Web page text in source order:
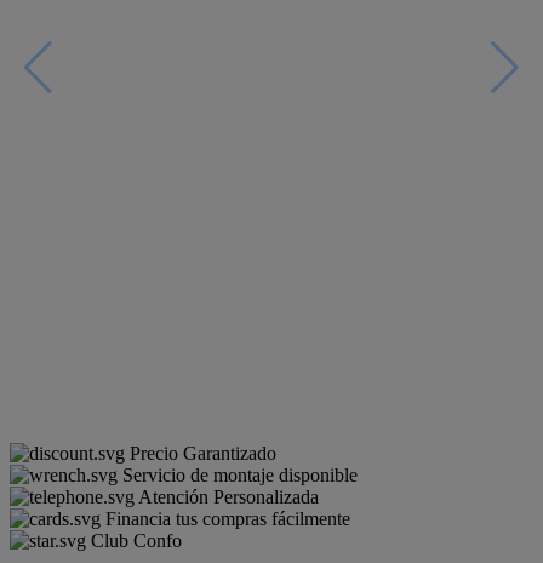
Precio Garantizado
Servicio de montaje disponible
Atención Personalizada
Financia tus compras fácilmente
Club Confo